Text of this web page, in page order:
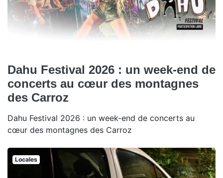
Dahu Festival 2026 : un week-end de
concerts au cœur des montagnes
des Carroz
Dahu Festival 2026 : un week-end de concerts au
cœur des montagnes des Carroz
Locales